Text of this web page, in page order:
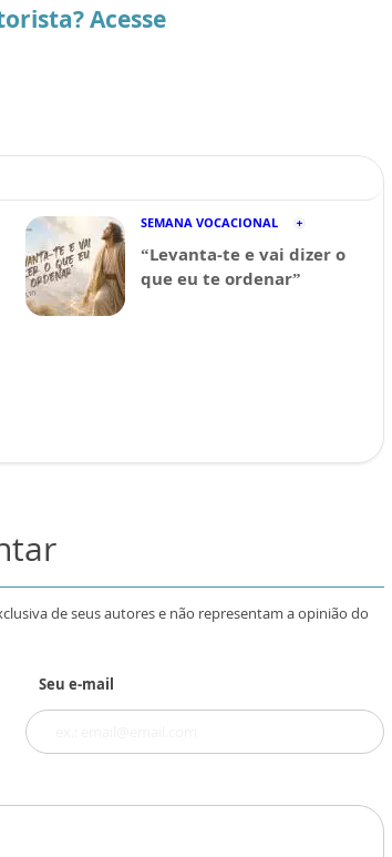
Acesse
SEMANA VOCACIONAL
“Levanta-te e vai dizer o
que eu te ordenar”
de seus autores e não representam a opinião do
Seu e-mail